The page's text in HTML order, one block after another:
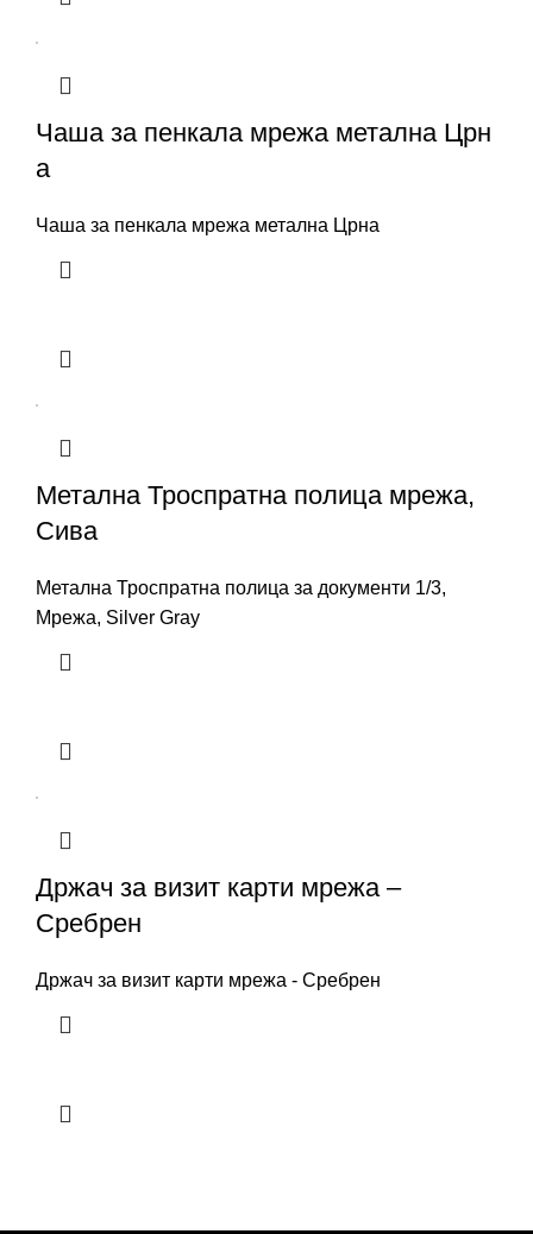
Чаша за пенкала мрежа метална Црн
а
Чаша за пенкала мрежа метална Црна
Метална Троспратна полица мрежа,
Сива
Метална Троспратна полица за документи 1/3,
Мрежа, Silver Gray
Држач за визит карти мрежа –
Сребрен
Држач за визит карти мрежа - Сребрен